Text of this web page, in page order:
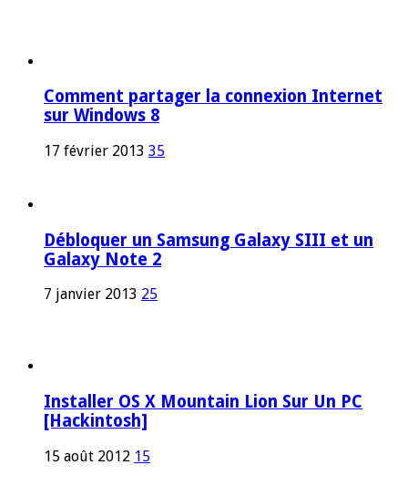
Comment partager la connexion Internet
sur Windows 8
17 février 2013 35
Débloquer un Samsung Galaxy SIII et un
Galaxy Note 2
7 janvier 2013 25
Installer OS X Mountain Lion Sur Un PC
[Hackintosh]
15 août 2012 15